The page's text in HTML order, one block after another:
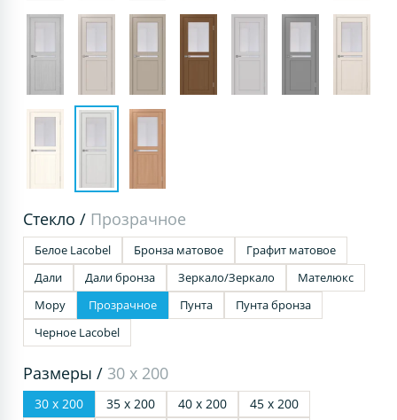
Стекло / Прозрачное
Белое Lacobel Бронза матовое
Графит матовое
Дали
Дали бронза Зеркало/Зеркало
Мателюкс
Мору
Прозрачное Пунта
Пунта бронза
Черное Lacobel
Размеры / 30 х 200
30 х 200 35 х 200 40 х 200
45 х 200